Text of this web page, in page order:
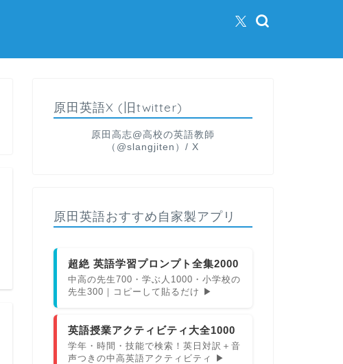
原田英語X (旧twitter)
原田高志@高校の英語教師
（@slangjiten）/ X
原田英語おすすめ自家製アプリ
超絶 英語学習プロンプト全集2000
中高の先生700・学ぶ人1000・小学校の
先生300｜コピーして貼るだけ ▶
英語授業アクティビティ大全1000
学年・時間・技能で検索！英日対訳＋音
声つきの中高英語アクティビティ ▶